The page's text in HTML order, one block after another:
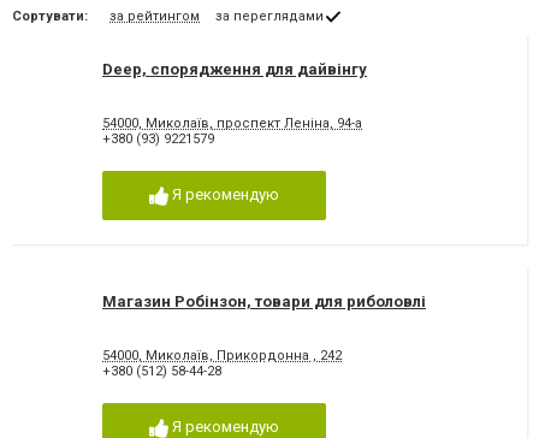
Сортувати: за рейтингом за переглядами
Deep, спорядження для дайвінгу
54000, Миколаїв, проспект Леніна, 94-а
+380 (93) 9221579
Я рекомендую
Магазин Робінзон, товари для риболовлі
54000, Миколаїв, Прикордонна , 242
+380 (512) 58-44-28
Я рекомендую